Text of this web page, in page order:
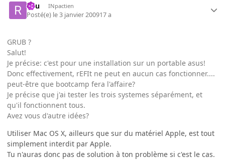
Ryu INpactien
Posté(e) le 3 janvier 200917 a
GRUB ?
Salut!
Je précise: c'est pour une installation sur un portable asus!
Donc effectivement, rEFIt ne peut en aucun cas fonctionner....
peut-être que bootcamp fera l'affaire?
Je précise que j'ai tester les trois systemes séparément, et
qu'il fonctionnent tous.
Avez vous d'autre idées?
Utiliser Mac OS X, ailleurs que sur du matériel Apple, est tout
simplement interdit par Apple.
Tu n'auras donc pas de solution à ton problème si c'est le cas.